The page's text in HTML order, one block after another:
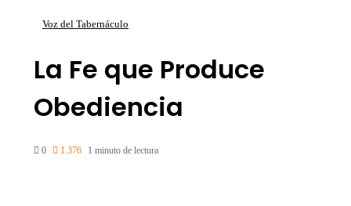
Voz del Tabernáculo
La Fe que Produce
Obediencia
0 1.376 1 minuto de lectura